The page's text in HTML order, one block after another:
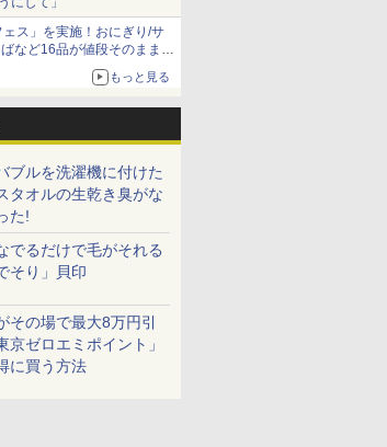
ス」を実施！おにぎり/サ
など16品が値段そのままで
もっと見る
ブルを洗濯機に付けた
タオルの生乾き臭がな
た!
でるだけで毛がそれる
そり」貝印
その場で最大8万円引
京ゼロエミポイント」
に買う方法